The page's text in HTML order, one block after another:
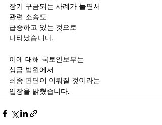
장기 구금되는 사례가 늘면서
관련 소송도
급증하고 있는 것으로
나타났습니다.
이에 대해 국토안보부는
상급 법원에서
최종 판단이 이뤄질 것이라는
입장을 밝혔습니다.